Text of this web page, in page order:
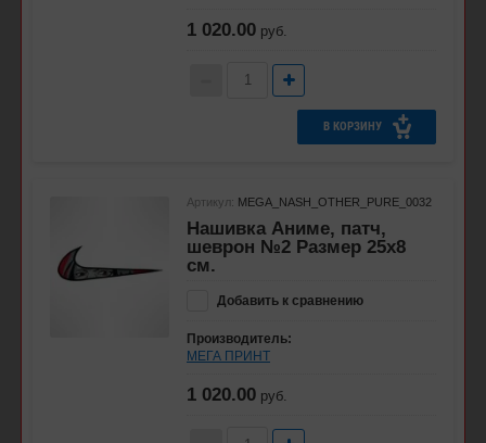
1 020.00 руб.
В КОРЗИНУ
Артикул: MEGA_NASH_OTHER_PURE_0032
Нашивка Аниме, патч,
шеврон №2 Размер 25х8
см.
Добавить к сравнению
Производитель:
МЕГА ПРИНТ
1 020.00 руб.